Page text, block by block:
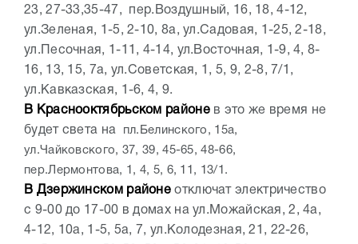
23, 27-33,35-47, пер.Воздушный, 16, 18, 4-12,
ул.Зеленая, 1-5, 2-10, 8а, ул.Садовая, 1-25, 2-18,
ул.Песочная, 1-11, 4-14, ул.Восточная, 1-9, 4, 8-
16, 13, 15, 7а, ул.Советская, 1, 5, 9, 2-8, 7/1,
ул.Кавказская, 1-6, 4, 9.
В Краснооктябрьском районе в это же время не
будет света на пл.Белинского, 15а,
ул.Чайковского, 37, 39, 45-65, 48-66,
пер.Лермонтова, 1, 4, 5, 6, 11, 13/1.
В Дзержинском районеотключат электричество
с 9-00 до 17-00 в домах на ул.Можайская, 2, 4а,
4-12, 10а, 1-5, 5а, 7, ул.Колодезная, 21, 22-26,